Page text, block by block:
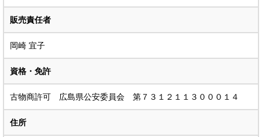
販売責任者
岡崎 宜子
資格・免許
古物商許可 広島県公安委員会 第７３１２１１３０００１４
住所